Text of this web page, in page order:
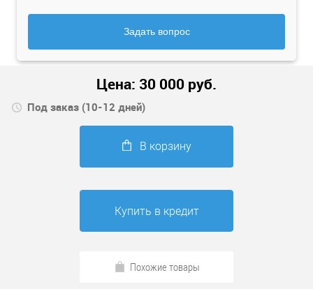
Задать вопрос
Цена: 30 000 руб.
Под заказ (10-12 дней)
В корзину
Купить в кредит
Похожие товары